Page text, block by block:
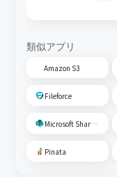
類似アプリ
Amazon S3
Fileforce
Microsoft SharePoint
Pinata